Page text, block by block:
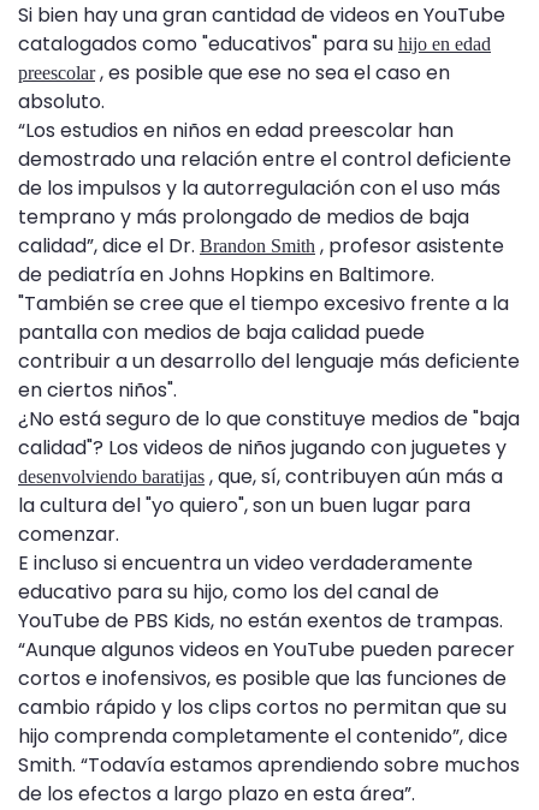
Si bien hay una gran cantidad de videos en YouTube
catalogados como "educativos" para su hijo en edad
preescolar, es posible que ese no sea el caso en
absoluto.
“Los estudios en niños en edad preescolar han
demostrado una relación entre el control deficiente
de los impulsos y la autorregulación con el uso más
temprano y más prolongado de medios de baja
calidad”, dice el Dr. Brandon Smith , profesor asistente
de pediatría en Johns Hopkins en Baltimore.
"También se cree que el tiempo excesivo frente a la
pantalla con medios de baja calidad puede
contribuir a un desarrollo del lenguaje más deficiente
en ciertos niños".
¿No está seguro de lo que constituye medios de "baja
calidad"? Los videos de niños jugando con juguetes y
desenvolviendo baratijas , que, sí, contribuyen aún más a
la cultura del "yo quiero", son un buen lugar para
comenzar.
E incluso si encuentra un video verdaderamente
educativo para su hijo, como los del canal de
YouTube de PBS Kids, no están exentos de trampas.
“Aunque algunos videos en YouTube pueden parecer
cortos e inofensivos, es posible que las funciones de
cambio rápido y los clips cortos no permitan que su
hijo comprenda completamente el contenido”, dice
Smith. “Todavía estamos aprendiendo sobre muchos
de los efectos a largo plazo en esta área”.